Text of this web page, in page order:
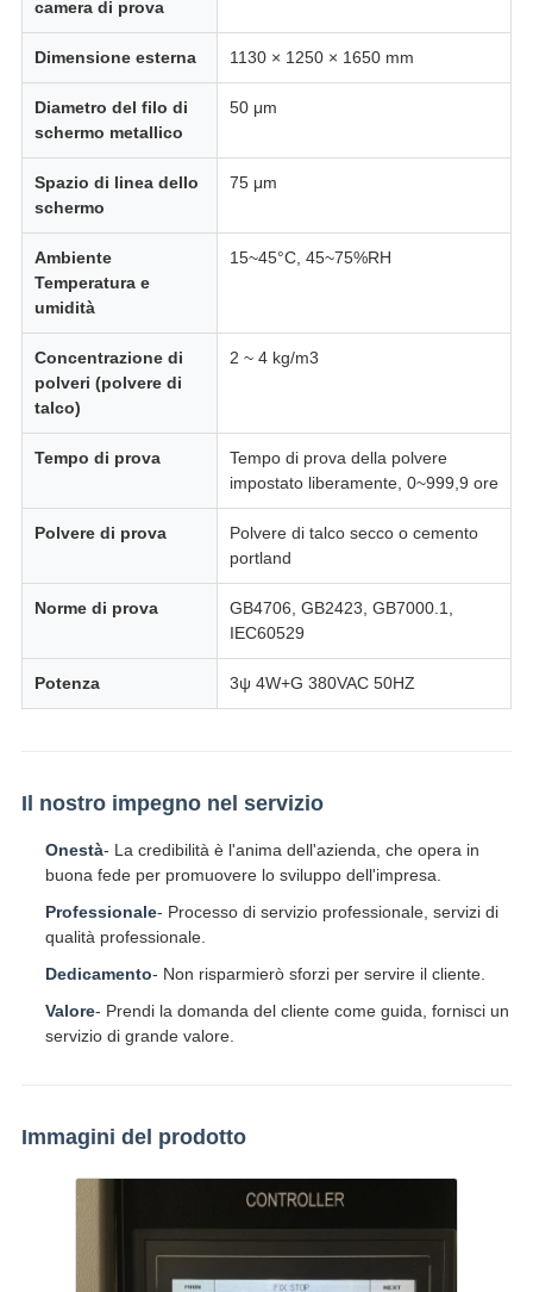
camera di prova
Dimensione esterna 1130 × 1250 × 1650 mm
Diametro del filo di
schermo metallico
50 μm
Spazio di linea dello
schermo
75 μm
Ambiente
Temperatura e
umidità
15~45°C, 45~75%RH
Concentrazione di
polveri (polvere di
talco)
2 ~ 4 kg/m3
Tempo di prova
Tempo di prova della polvere
impostato liberamente, 0~999,9 ore
Polvere di prova
Polvere di talco secco o cemento
portland
Norme di prova
GB4706, GB2423, GB7000.1,
IEC60529
Potenza 3ψ 4W+G 380VAC 50HZ
Il nostro impegno nel servizio
Onestà- La credibilità è l'anima dell'azienda, che opera in
buona fede per promuovere lo sviluppo dell'impresa.
Professionale- Processo di servizio professionale, servizi di
qualità professionale.
Dedicamento- Non risparmierò sforzi per servire il cliente.
Valore- Prendi la domanda del cliente come guida, fornisci un
servizio di grande valore.
Immagini del prodotto